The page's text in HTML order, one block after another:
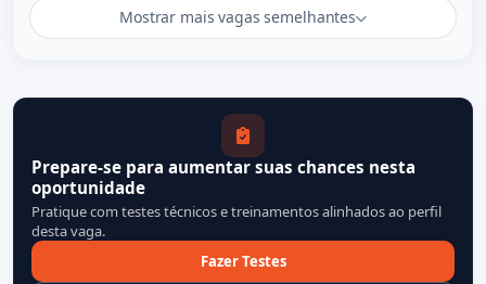
Mostrar mais vagas semelhantes
Prepare-se para aumentar suas chances nesta
oportunidade
Pratique com testes técnicos e treinamentos alinhados ao perfil
desta vaga.
Fazer Testes